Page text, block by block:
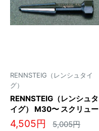
RENNSTEIG（レンシュタイ
グ）
RENNSTEIG（レンシュタ
イグ） M30〜 スクリュー
エキストラクター 471 007
販
4,505円 通
5,005円